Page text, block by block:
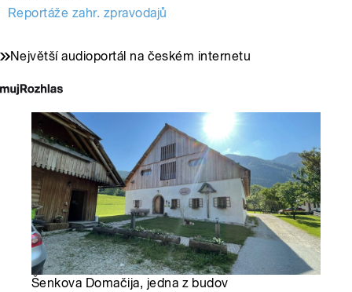
Reportáže zahr. zpravodajů
Největší audioportál na českém internetu
Šenkova Domačija, jedna z budov